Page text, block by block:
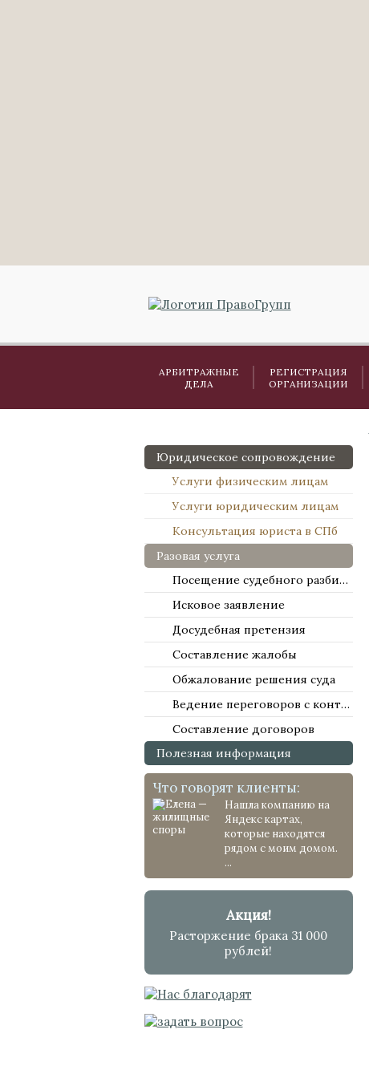
АРБИТРАЖНЫЕ
ДЕЛА
РЕГИСТРАЦИЯ
ОРГАНИЗАЦИИ
Юридическое сопровождение
Услуги физическим лицам
Услуги юридическим лицам
Консультация юриста в СПб
Разовая услуга
Посещение судебного разбирательства
Исковое заявление
Досудебная претензия
Составление жалобы
Обжалование решения суда
Ведение переговоров с контрагентами
Составление договоров
Полезная информация
Что говорят клиенты:
Нашла компанию на
Яндекс картах,
которые находятся
рядом с моим домом.
...
Акция!
Расторжение брака 31 000
рублей!